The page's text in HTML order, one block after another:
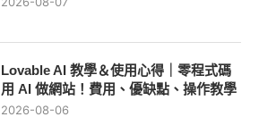
Lovable AI 教學＆使用心得｜零程式碼
用 AI 做網站！費用、優缺點、操作教學
2026-08-06